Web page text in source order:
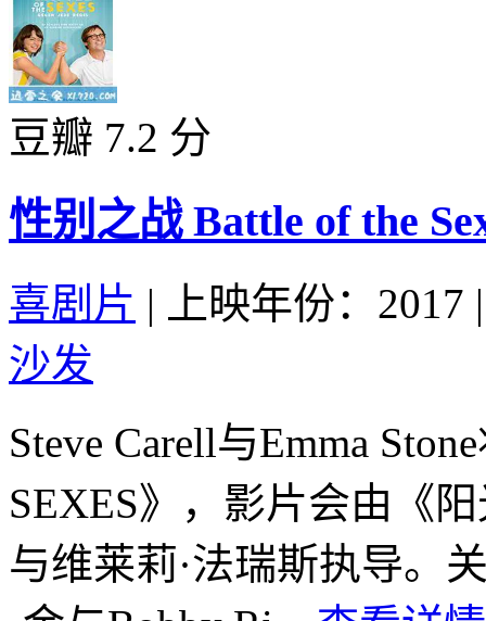
豆瓣 7.2 分
性别之战 Battle of the
喜剧片 | 上映年份：2017 |
沙发
Steve Carell与Emma
SEXES》，影片会由《
与维莱莉·法瑞斯执导。